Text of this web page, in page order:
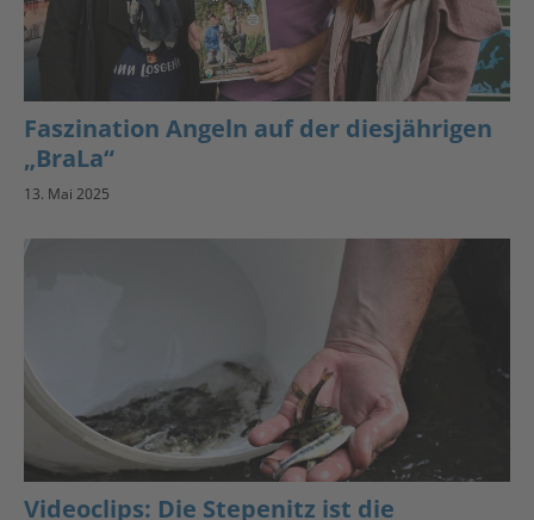
Faszination Angeln auf der diesjährigen
„BraLa“
13. Mai 2025
Videoclips: Die Stepenitz ist die